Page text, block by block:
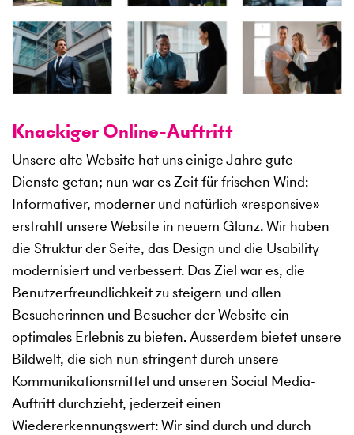
Knackiger Online-Auftritt
Unsere alte Website hat uns einige Jahre gute
Dienste getan; nun war es Zeit für frischen Wind:
Informativer, moderner und natürlich «responsive»
erstrahlt unsere Website in neuem Glanz. Wir haben
die Struktur der Seite, das Design und die Usability
modernisiert und verbessert. Das Ziel war es, die
Benutzerfreundlichkeit zu steigern und allen
Besucherinnen und Besucher der Website ein
optimales Erlebnis zu bieten. Ausserdem bietet unsere
Bildwelt, die sich nun stringent durch unsere
Kommunikationsmittel und unseren Social Media-
Auftritt durchzieht, jederzeit einen
Wiedererkennungswert: Wir sind durch und durch